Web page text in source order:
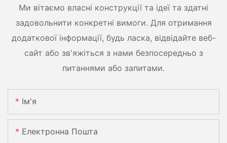
Ми вітаємо власні конструкції та ідеї та здатні
задовольнити конкретні вимоги. Для отримання
додаткової інформації, будь ласка, відвідайте веб-
сайт або зв'яжіться з нами безпосередньо з
питаннями або запитами.
Ім'я
Електронна Пошта